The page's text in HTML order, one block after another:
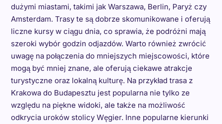
dużymi miastami, takimi jak Warszawa, Berlin, Paryż czy
Amsterdam. Trasy te są dobrze skomunikowane i oferują
liczne kursy w ciągu dnia, co sprawia, że podróżni mają
szeroki wybór godzin odjazdów. Warto również zwrócić
uwagę na połączenia do mniejszych miejscowości, które
mogą być mniej znane, ale oferują ciekawe atrakcje
turystyczne oraz lokalną kulturę. Na przykład trasa z
Krakowa do Budapesztu jest popularna nie tylko ze
względu na piękne widoki, ale także na możliwość
odkrycia uroków stolicy Węgier. Inne popularne kierunki